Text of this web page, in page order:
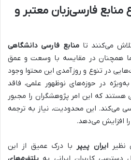
فارسی‌زبان معتبر و
می‌کنند تامنابع فارسی دانشگاهی
اما همچنان در مقایسه با وسعت و عمق
در تنوع و روزآمدی این محتوا وجود
در حوزه‌های نوظهور علمی، فاقد
هستند که این امر پژوهشگران را مجبور
می‌کند. این محدودیت، نیاز به ترجمه
افزایش می‌دهد.
نظیرایران پیپر با درک عمیق از این